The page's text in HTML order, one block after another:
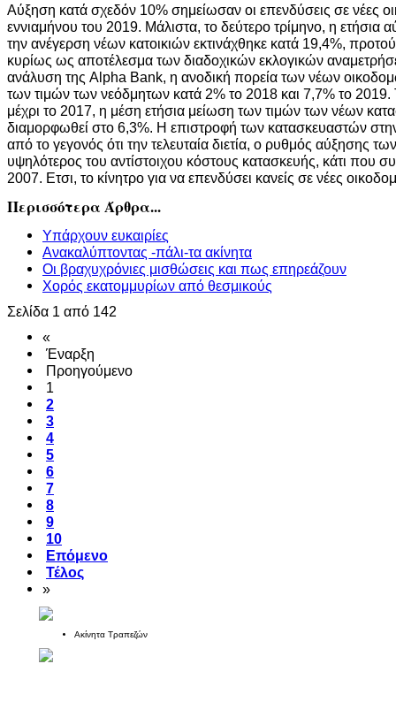
Αύξηση κατά σχεδόν 10% σημείωσαν οι επενδύσεις σε νέες
εννιαμήνου του 2019. Μάλιστα, το δεύτερο τρίμηνο, η ετήσια
την ανέγερση νέων κατοικιών εκτινάχθηκε κατά 19,4%,
κυρίως ως αποτέλεσμα των διαδοχικών εκλογικών
ανάλυση της Alpha Bank, η ανοδική πορεία των νέων
των τιμών των νεόδμητων κατά 2% το 2018 και 7,7% το
μέχρι το 2017, η μέση ετήσια μείωση των τιμών των νέων
διαμορφωθεί στο 6,3%. Η επιστροφή των κατασκευαστών
από το γεγονός ότι την τελευταία διετία, ο ρυθμός αύξησης
υψηλότερος του αντίστοιχου κόστους κατασκευής, κάτι που
2007. Ετσι, το κίνητρο για να επενδύσει κανείς σε νέες
Περισσότερα Άρθρα...
Υπάρχουν ευκαιρίες
Ανακαλύπτοντας -πάλι-τα ακίνητα
Οι βραχυχρόνιες μισθώσεις και πως επηρεάζουν
Χορός εκατομμυρίων από θεσμικούς
Σελίδα 1 από 142
«
Έναρξη
Προηγούμενο
1
2
3
4
5
6
7
8
9
10
Επόμενο
Τέλος
»
Ακίνητα Τραπεζών